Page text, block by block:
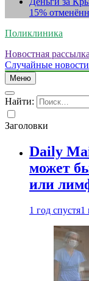
15%
Поликлиника
Новостная рассылка
Случайные новости
Меню
Найти:
Заголовки
Daily
может
или
1 год спустя1